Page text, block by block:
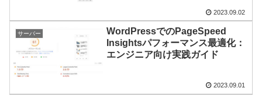
2023.09.02
サーバー
WordPressでのPageSpeed
Insightsパフォーマンス最適化：
エンジニア向け実践ガイド
2023.09.01